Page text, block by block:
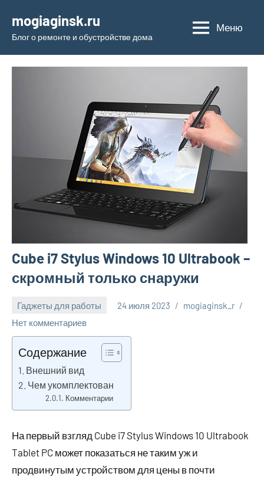
содержимому
mogiaginsk.ru
Блог о ремонте и обустройстве дома
Меню
Cube i7 Stylus Windows 10 Ultrabook –
скромный только снаружи
Гаджеты для работы 24 июля 2023
mogiaginsk_r
Нет комментариев
Содержание
Внешний вид
Чем укомплектован
Комментарии
На первый взгляд Cube i7 Stylus Windows 10 Ultrabook
Tablet PC может показаться не таким уж и
продвинутым устройством для цены в почти